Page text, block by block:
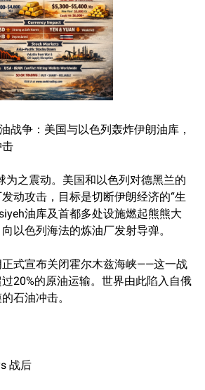
战争：美国与以色列轰炸伊朗油库，
为之震动。美国和以色列对德黑兰的
动攻击，目标是切断伊朗经济的“生
油库及首都多处设施燃起熊熊大
以色列海法的炼油厂发射导弹。
式宣布关闭霍尔木兹海峡——这一战
20%的原油运输。世界由此陷入自俄
石油冲击。
战后